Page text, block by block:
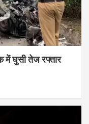
घुसी तेज रफ्तार